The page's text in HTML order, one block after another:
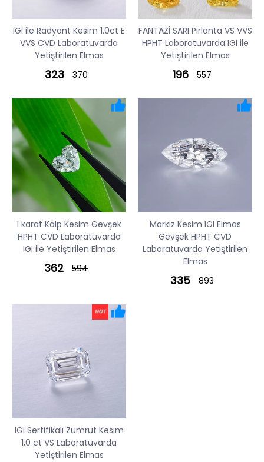
IGI ile Radyant Kesim 1.0ct E
VVS CVD Laboratuvarda
Yetiştirilen Elmas
323 370
FANTAZİ SARI Pırlanta VS VVS
HPHT Laboratuvarda IGI ile
Yetiştirilen Elmas
196 557
1 karat Kalp Kesim Gevşek
HPHT CVD Laboratuvarda
IGI ile Yetiştirilen Elmas
362 594
Markiz Kesim IGI Elmas
Gevşek HPHT CVD
Laboratuvarda Yetiştirilen
Elmas
335 893
IGI Sertifikalı Zümrüt Kesim
1,0 ct VS Laboratuvarda
Yetiştirilen Elmas